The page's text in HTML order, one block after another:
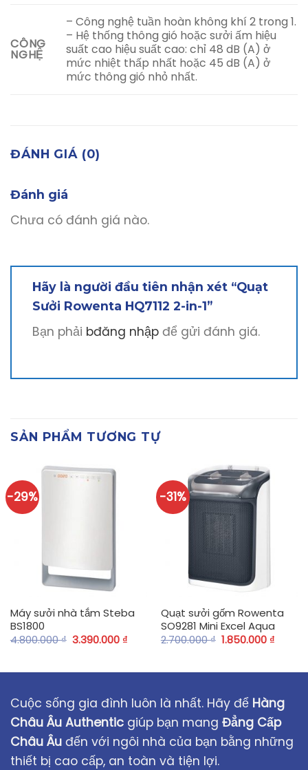
CÔNG
NGHỆ
– Công nghệ tuần hoàn không khí 2 trong 1.
– Hệ thống thông gió hoặc sưởi ấm hiệu
suất cao hiệu suất cao: chỉ 48 dB (A) ở
mức nhiệt thấp nhất hoặc 45 dB (A) ở
mức thông gió nhỏ nhất.
ĐÁNH GIÁ (0)
Đánh giá
Chưa có đánh giá nào.
Hãy là người đầu tiên nhận xét “Quạt
Sưởi Rowenta HQ7112 2-in-1”
Bạn phải bđăng nhập để gửi đánh giá.
SẢN PHẨM TƯƠNG TỰ
-29%
Máy sưởi nhà tắm Steba
BS1800
4.800.000₫ 3.390.000 ₫
-31%
Quạt sưởi gốm Rowenta
SO9281 Mini Excel Aqua
2.700.000₫ 1.850.000 ₫
Cuộc sống gia đình luôn là nhất. Hãy để Hàng
Châu Âu Authentic giúp bạn mang Đẳng Cấp
Châu Âu đến với ngôi nhà của bạn bằng những
thiết bị cao cấp, an toàn và tiện lợi.